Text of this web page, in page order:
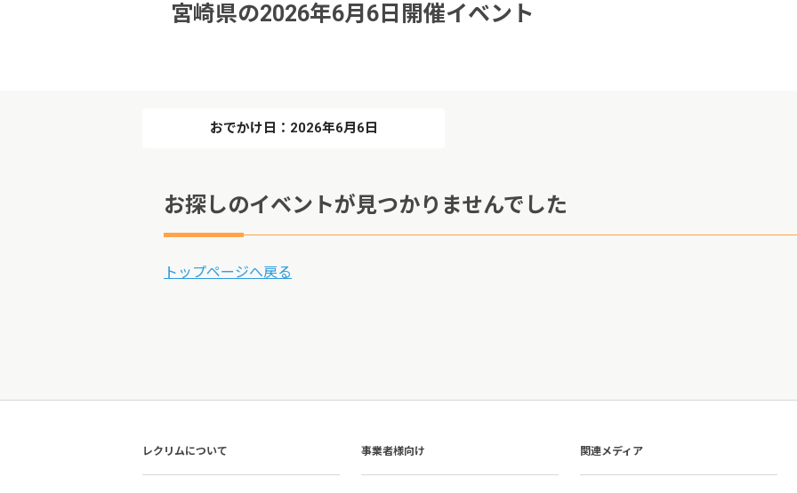
宮崎県の2026年6月6日開催イベント
おでかけ日：2026年6月6日
お探しのイベントが見つかりませんでした
トップページへ戻る
レクリムについて 事業者様向け 関連メディア